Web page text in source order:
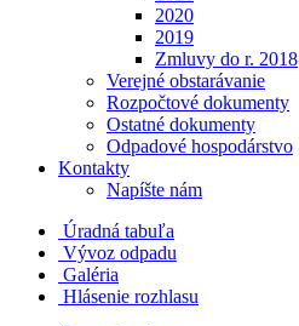
2020
2019
Zmluvy do r. 2018
Verejné obstarávanie
Rozpočtové dokumenty
Ostatné dokumenty
Odpadové hospodárstvo
Kontakty
Napíšte nám
Úradná tabuľa
Vývoz odpadu
Galéria
Hlásenie rozhlasu